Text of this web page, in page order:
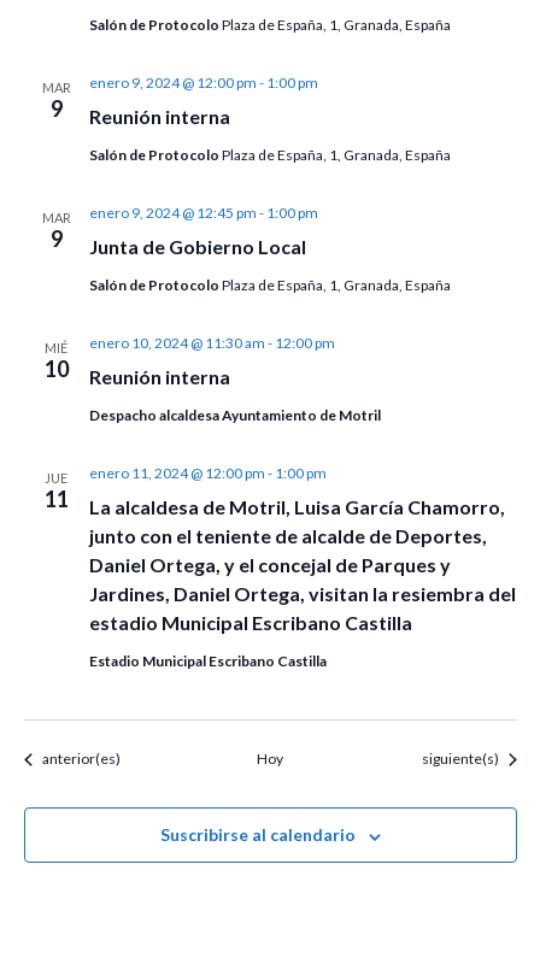
Salón de Protocolo Plaza de España, 1, Granada, España
MAR
9 Reunión interna
enero 9, 2024 @ 12:00 pm - 1:00 pm
Salón de Protocolo Plaza de España, 1, Granada, España
MAR
9 Junta de Gobierno Local
enero 9, 2024 @ 12:45 pm - 1:00 pm
Salón de Protocolo Plaza de España, 1, Granada, España
MIÉ
10 Reunión interna
enero 10, 2024 @ 11:30 am - 12:00 pm
Despacho alcaldesa Ayuntamiento de Motril
JUE
11
La alcaldesa de Motril, Luisa García Chamorro,
junto con el teniente de alcalde de Deportes,
Daniel Ortega, y el concejal de Parques y
Jardines, Daniel Ortega, visitan la resiembra del
estadio Municipal Escribano Castilla
enero 11, 2024 @ 12:00 pm - 1:00 pm
Estadio Municipal Escribano Castilla
Eventos
anterior(es) Hoy Eventos
siguiente(s)
Suscribirse al calendario